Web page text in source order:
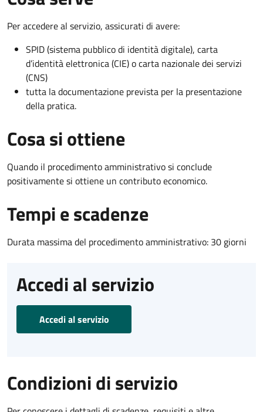
Per accedere al servizio, assicurati di avere:
SPID (sistema pubblico di identità digitale), carta
d’identità elettronica (CIE) o carta nazionale dei servizi
(CNS)
tutta la documentazione prevista per la presentazione
della pratica.
Cosa si ottiene
Quando il procedimento amministrativo si conclude
positivamente si ottiene un contributo economico.
Tempi e scadenze
Durata massima del procedimento amministrativo: 30 giorni
Accedi al servizio
Accedi al servizio
Condizioni di servizio